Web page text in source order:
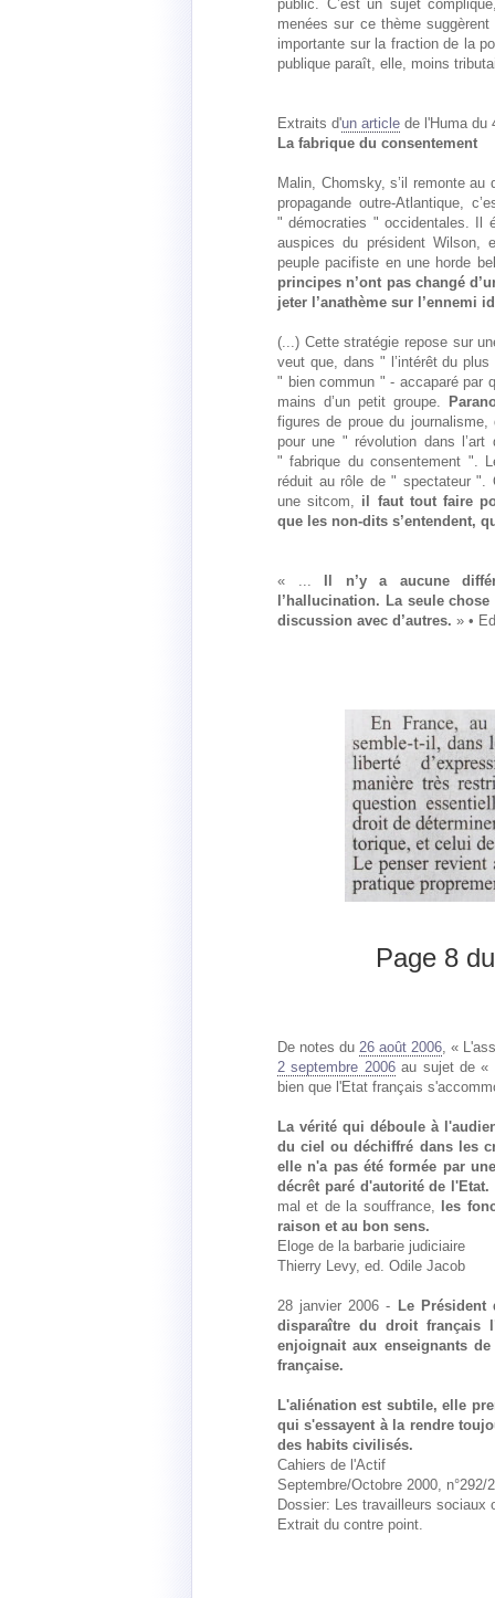
public. C’est un sujet
menées sur ce thème
importante sur la fraction de la
publique paraît, elle, moins
Extraits d'un article de l'Huma du
La fabrique du consentement
Malin, Chomsky, s’il remonte
propagande outre-Atlantique,
" démocraties " occidentales. Il
auspices du président Wilson,
peuple pacifiste en une horde
principes n’ont pas changé
jeter l’anathème sur l’ennemi
(...) Cette stratégie repose sur
veut que, dans " l’intérêt du
" bien commun " - accaparé par
mains d’un petit groupe.
figures de proue du
pour une " révolution dans
" fabrique du consentement ".
réduit au rôle de " spectateur ".
une sitcom, il faut tout faire
que les non-dits s’entendent,
« ...
Il n’y a aucune
l’hallucination. La seule
discussion avec d’autres. » •
Page 8
De notes du 26 août 2006, «
2 septembre 2006au sujet de «
bien que l'Etat français
La vérité qui déboule à
du ciel ou déchiffré dans les
elle n'a pas été formée par
décrêt paré d'autorité de l'Etat.
mal et de la souffrance,
les
raison et au bon sens.
Eloge de la barbarie judiciaire
Thierry Levy, ed. Odile Jacob
28 janvier 2006 - Le Président
disparaître du droit français
enjoignait aux enseignants
française.
L'aliénation est subtile, elle
qui s'essayent à la rendre
des habits civilisés.
Cahiers de l'Actif
Septembre/Octobre 2000, n°292/
Dossier: Les travailleurs sociaux
Extrait du contre point.